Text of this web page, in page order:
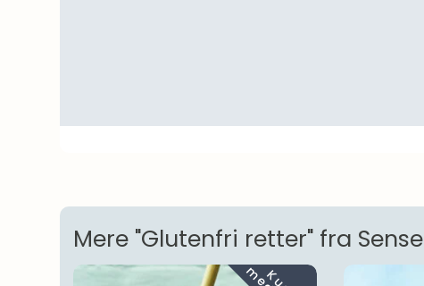
Mere "Glutenfri retter" fra Sense